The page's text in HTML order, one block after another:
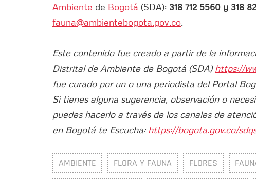
Ambiente de Bogotá (SDA): 318 712 5560 y 318
fauna@ambientebogota.gov.co.
Este contenido fue creado a partir de la
Distrital de Ambiente de Bogotá (SDA) https://
fue curado por un o una periodista del Portal
Si tienes alguna sugerencia, observación o
puedes hacerlo a través de los canales de
en Bogotá te Escucha: https://bogota.gov.co/
AMBIENTE FLORA Y FAUNA FLORES